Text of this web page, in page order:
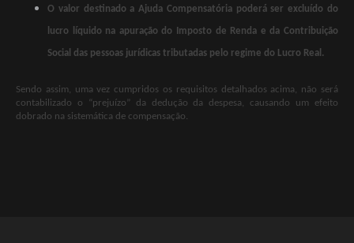
O valor destinado a Ajuda Compensatória poderá ser excluído do
lucro líquido na apuração do Imposto de Renda e da Contribuição
Social das pessoas jurídicas tributadas pelo regime do Lucro Real.
Sendo assim, uma vez cumpridos os requisitos detalhados acima, não será
contabilizado o “prejuízo” da dedução da despesa, causando um efeito
dobrado na sistemática de compensação.